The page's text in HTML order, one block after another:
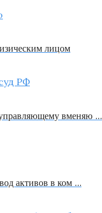
лицом
вменяю …
активов в ком …